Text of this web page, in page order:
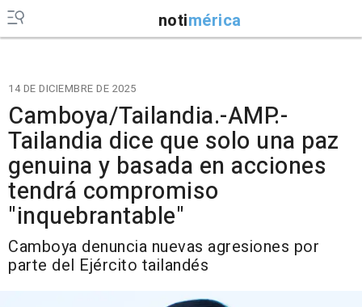
notimérica
14 DE DICIEMBRE DE 2025
Camboya/Tailandia.-AMP.-
Tailandia dice que solo una paz
genuina y basada en acciones
tendrá compromiso
"inquebrantable"
Camboya denuncia nuevas agresiones por
parte del Ejército tailandés